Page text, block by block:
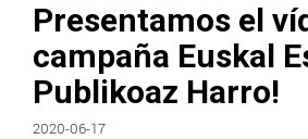
Presentamos el
campaña Euskal
Publikoaz Harro!
2020-06-17